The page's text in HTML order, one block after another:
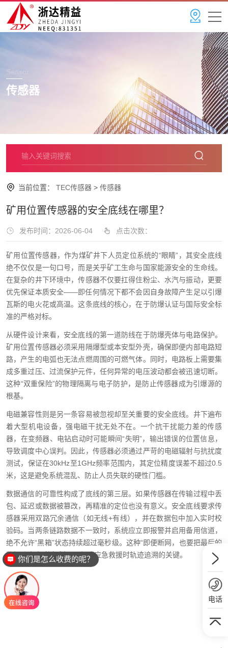
Sensor
传感器
当前位置： TEC传感器 > 传感器
矿用位置传感器的安全底线在哪里？
发布时间：2026-06-04 点击次数：
矿用位置传感器，作为煤矿井下人员定位系统的“眼睛”，其安全底线
绝不仅仅是一句口号，而是关乎矿工生命与国家能源安全的生命线。
在复杂的井下环境中，传感器不仅要扛得住粉尘、水汽与振动，更要
优先保证本质安全——即任何情况下都不会因自身故障产生足以引爆
瓦斯的电火花或高温。这条底线的核心，在于防爆认证与国际安全标
准的严格对标。
从硬件设计来看，安全底线的第一道防线在于防爆壳体与电路保护。
矿用位置传感器必须采用隔爆型或本安型外壳，确保即便内部电路短
路，产生的电弧也无法点燃周围的可燃气体。同时，电路板上需要集
成多重过压、过流保护元件，任何异常的电压波动都会被迅速切断。
这种“双重保险”的物理隔离与电子防护，是防止传感器成为引爆源的
根基。
电磁兼容性则是另一条容易被忽视却至关重要的安全底线。井下遍布
着大型机电设备，强电磁干扰无处不在。一个抗干扰能力差的传感
器，在变频器、电钻启动时可能瞬间“失明”，输出错误的位置信息，
导致调度中心误判。因此，传感器必须通过严苛的电磁辐射与抗扰度
测试，保证在30kHz至1GHz频率范围内，其定位精度误差不超过0.5
米，这是避免系统混乱、防止人员失联的硬性门槛。
数据通信的可靠性构成了底线的第三层。如果传感器在传输过程中丢
包、延迟或数据被篡改，再精准的定位也没有意义。安全底线要求传
感器采用双路冗余通信（如无线+有线），并在数据包中加入实时校
验码。当两条链路数据不一致时，系统应立即报警并启用备用信道，
绝不允许“黑箱”状态持续超过毫秒级。这种“即便断网，也要把最后的
数据吐出来”的机制，是保障应急救援时轨迹追溯的关键。
电话
你们是怎么收费的呢？